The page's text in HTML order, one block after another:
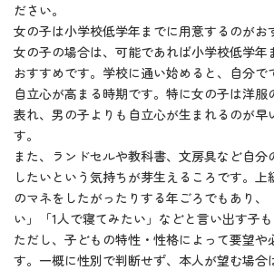
ださい。
女の子は小学校低学年までに用意するのがお
女の子の場合は、可能であれば小学校低学年
おすすめです。学校に通い始めると、自分で
自立心が高まる時期です。特に女の子は洋服
表れ、男の子よりも自立心が生まれるのが早
す。
また、ランドセルや教科書、文房具など自分
したいという気持ちが芽生えるころです。上
のマネをしたがったりする年ごろでもあり、
い」「1人で寝てみたい」などと言い出す子も
ただし、子どもの特性・性格によって要望や
す。一概に性別で判断せず、本人が望む場合